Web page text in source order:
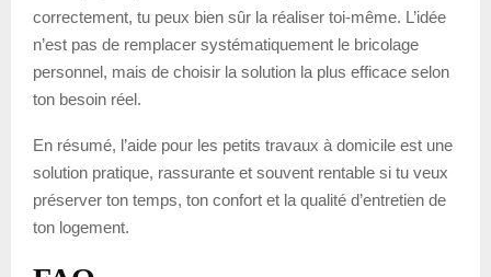
correctement, tu peux bien sûr la réaliser toi-même. L’idée
n’est pas de remplacer systématiquement le bricolage
personnel, mais de choisir la solution la plus efficace selon
ton besoin réel.
En résumé, l’aide pour les petits travaux à domicile est une
solution pratique, rassurante et souvent rentable si tu veux
préserver ton temps, ton confort et la qualité d’entretien de
ton logement.